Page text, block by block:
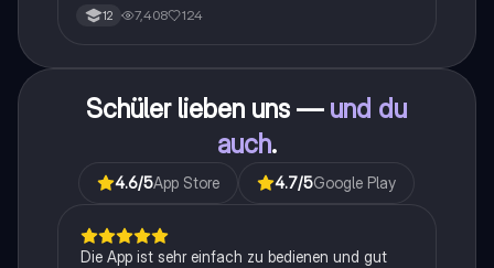
12 7,408 124
Schüler lieben uns — und du
auch.
4.6/5App Store 4.7/5Google Play
Die App ist sehr einfach zu bedienen und gut